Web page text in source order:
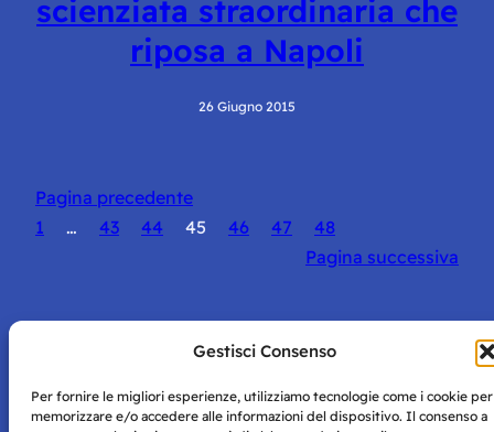
Gestisci Consenso
Per fornire le migliori esperienze, utilizziamo tecnologie come i cookie per
memorizzare e/o accedere alle informazioni del dispositivo. Il consenso a
scienziata straordinaria che
riposa a Napoli
26 Giugno 2015
Pagina precedente
1
… 43 44 45 46 47
48
Pagina successiva
Storie di Napoli è una testata registrata presso il tribunale di
Napoli con autorizzazione numero 38 del 25/9/2019.